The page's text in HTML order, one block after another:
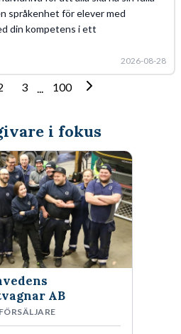
språkenhet för elever med
din kompetens i ett
2026-08-28
3 ... 100
i fokus
AB